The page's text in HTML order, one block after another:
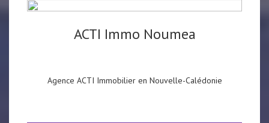
ACTI Immo Noumea
Agence ACTI Immobilier en Nouvelle-Calédonie